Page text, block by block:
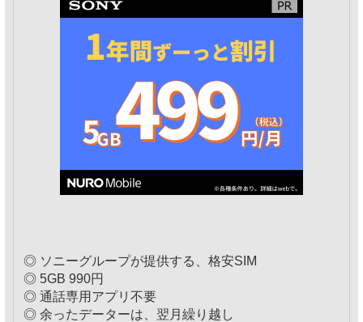
◎ ソニーグループが提供する、格安SIM
◎ 5GB 990円
◎ 通話専用アプリ不要
◎ 余ったデーターは、翌月繰り越し